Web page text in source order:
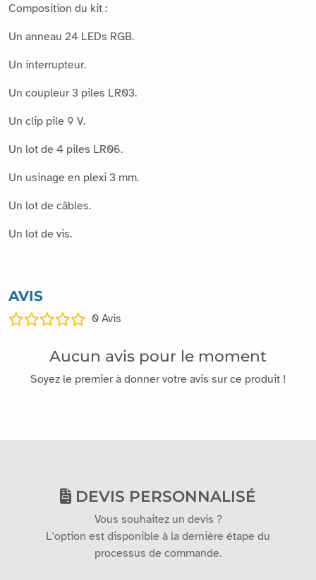
Composition du kit :
Un anneau 24 LEDs RGB.
Un interrupteur.
Un coupleur 3 piles LR03.
Un clip pile 9 V.
Un lot de 4 piles LR06.
Un usinage en plexi 3 mm.
Un lot de câbles.
Un lot de vis.
AVIS
0 Avis
Aucun avis pour le moment
Soyez le premier à donner votre avis sur ce produit !
DEVIS PERSONNALISÉ
Vous souhaitez un devis ?
L'option est disponible à la dernière étape du
processus de commande.